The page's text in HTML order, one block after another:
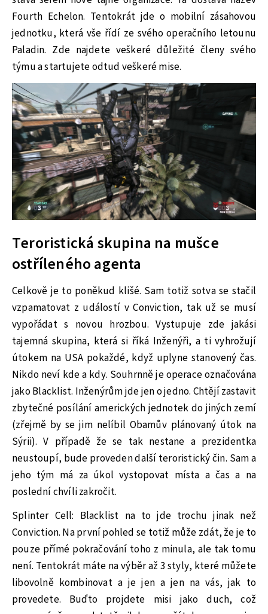
Fourth Echelon. Tentokrát jde o mobilní zásahovou
jednotku, která vše řídí ze svého operačního letounu
Paladin. Zde najdete veškeré důležité členy svého
týmu a startujete odtud veškeré mise.
Teroristická skupina na mušce
ostříleného agenta
Celkově je to poněkud klišé. Sam totiž sotva se stačil
vzpamatovat z událostí v Conviction, tak už se musí
vypořádat s novou hrozbou. Vystupuje zde jakási
tajemná skupina, která si říká Inženýři, a ti vyhrožují
útokem na USA pokaždé, když uplyne stanovený čas.
Nikdo neví kde a kdy. Souhrnně je operace označována
jako Blacklist. Inženýrům jde jen o jedno. Chtějí zastavit
zbytečné posílání amerických jednotek do jiných zemí
(zřejmě by se jim nelíbil Obamův plánovaný útok na
Sýrii). V případě že se tak nestane a prezidentka
neustoupí, bude proveden další teroristický čin. Sam a
jeho tým má za úkol vystopovat místa a čas a na
poslední chvíli zakročit.
Splinter Cell: Blacklist na to jde trochu jinak než
Conviction. Na první pohled se totiž může zdát, že je to
pouze přímé pokračování toho z minula, ale tak tomu
není. Tentokrát máte na výběr až 3 styly, které můžete
libovolně kombinovat a je jen a jen na vás, jak to
provedete. Buďto projdete misi jako duch, což